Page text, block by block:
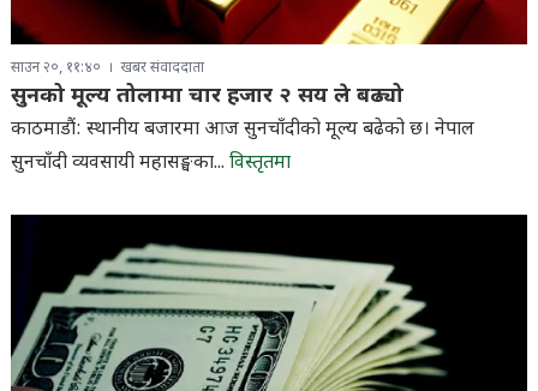
साउन २०, ११:४० खबर संवाददाता
सुनको मूल्य तोलामा चार हजार २ सय ले बढ्यो
काठमाडौं: स्थानीय बजारमा आज सुनचाँदीको मूल्य बढेको छ। नेपाल
सुनचाँदी व्यवसायी महासङ्घका... विस्तृतमा